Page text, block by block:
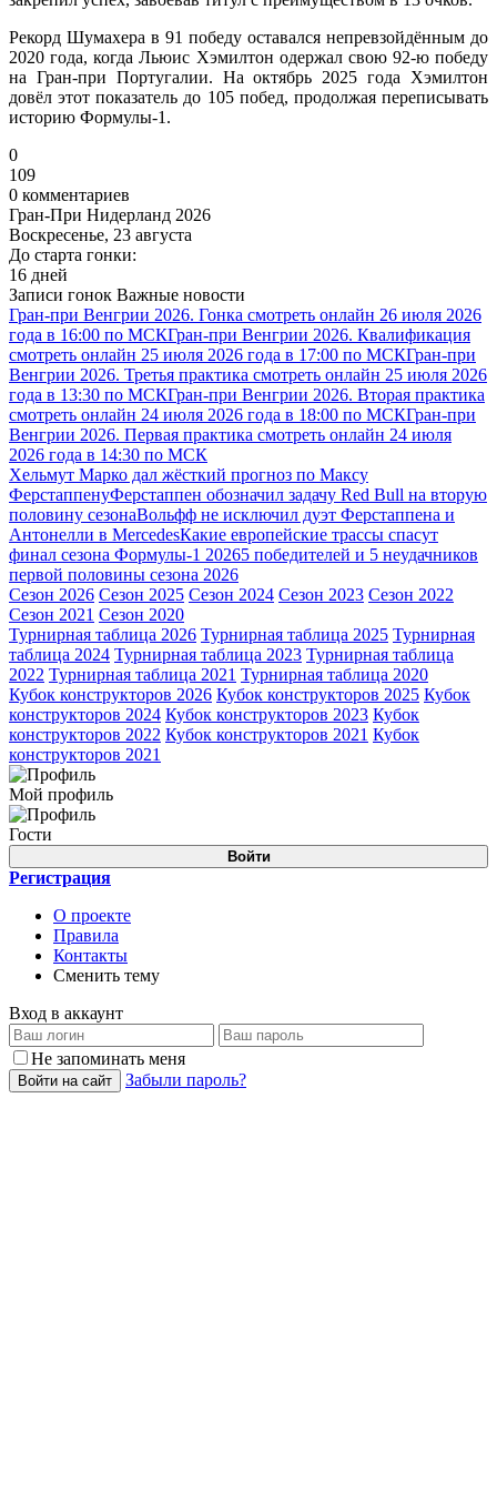
Рекорд Шумахера в 91 победу оставался непревзойдённым до
2020 года, когда Льюис Хэмилтон одержал свою 92-ю победу
на Гран-при Португалии. На октябрь 2025 года Хэмилтон
довёл этот показатель до 105 побед, продолжая переписывать
историю Формулы-1.
0
109
0 комментариев
Гран-При Нидерланд 2026
Воскресенье, 23 августа
До старта гонки:
16 дней
Записи гонок Важные новости
Гран-при Венгрии 2026. Гонка смотреть онлайн 26 июля 2026
года в 16:00 по МСКГран-при Венгрии 2026. Квалификация
смотреть онлайн 25 июля 2026 года в 17:00 по МСКГран-при
Венгрии 2026. Третья практика смотреть онлайн 25 июля 2026
года в 13:30 по МСКГран-при Венгрии 2026. Вторая практика
смотреть онлайн 24 июля 2026 года в 18:00 по МСКГран-при
Венгрии 2026. Первая практика смотреть онлайн 24 июля
2026 года в 14:30 по МСК
Хельмут Марко дал жёсткий прогноз по Максу
ФерстаппенуФерстаппен обозначил задачу Red Bull на вторую
половину сезонаВольфф не исключил дуэт Ферстаппена и
Антонелли в MercedesКакие европейские трассы спасут
финал сезона Формулы-1 20265 победителей и 5 неудачников
первой половины сезона 2026
Сезон 2026 Сезон 2025 Сезон 2024 Сезон 2023 Сезон 2022
Сезон 2021 Сезон 2020
Турнирная таблица 2026 Турнирная таблица 2025 Турнирная
таблица 2024 Турнирная таблица 2023 Турнирная таблица
2022 Турнирная таблица 2021 Турнирная таблица 2020
Кубок конструкторов 2026 Кубок конструкторов 2025 Кубок
конструкторов 2024 Кубок конструкторов 2023 Кубок
конструкторов 2022 Кубок конструкторов 2021 Кубок
конструкторов 2021
Мой профиль
Гости
Войти
Регистрация
О проекте
Правила
Контакты
Сменить тему
Вход в аккаунт
Не запоминать меня
Войти на сайт Забыли пароль?